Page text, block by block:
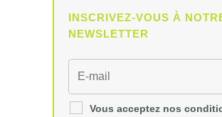
INSCRIVEZ-VOUS À
NEWSLETTER
Vous acceptez nos